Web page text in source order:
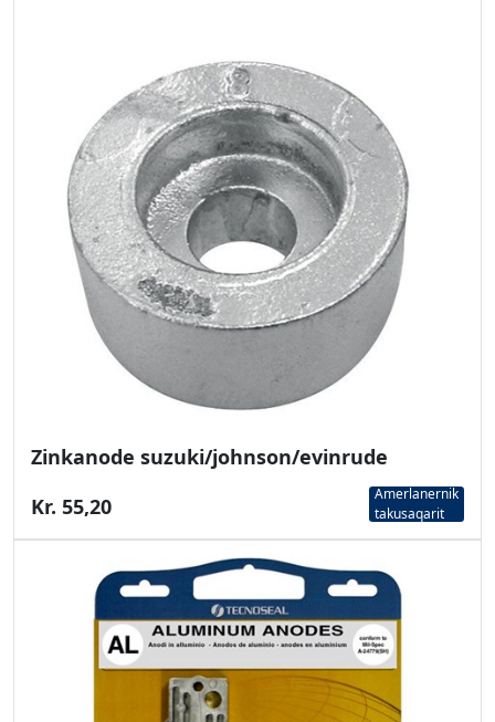
Zinkanode suzuki/johnson/evinrude
Kr. 55,20
Amerlanernik
takusaqarit